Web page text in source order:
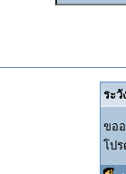
ระวั
ขอ
โป